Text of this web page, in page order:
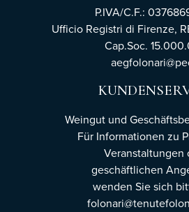
P.IVA/C.F.:
Ufficio Registri di Firenze,
Cap.Soc.
Weingut und
Für Informationen zu
Veranstaltungen
geschäftlichen
wenden Sie sich